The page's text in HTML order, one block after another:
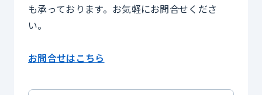
も承っております。お気軽にお問合せくださ
い。
お問合せはこちら